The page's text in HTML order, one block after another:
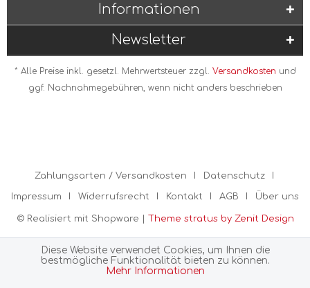
Informationen
Newsletter
* Alle Preise inkl. gesetzl. Mehrwertsteuer zzgl. Versandkosten und
ggf. Nachnahmegebühren, wenn nicht anders beschrieben
Zahlungsarten / Versandkosten Datenschutz
Impressum Widerrufsrecht Kontakt AGB Über uns
© Realisiert mit Shopware | Theme stratus by Zenit Design
Diese Website verwendet Cookies, um Ihnen die
bestmögliche Funktionalität bieten zu können.
Mehr Informationen